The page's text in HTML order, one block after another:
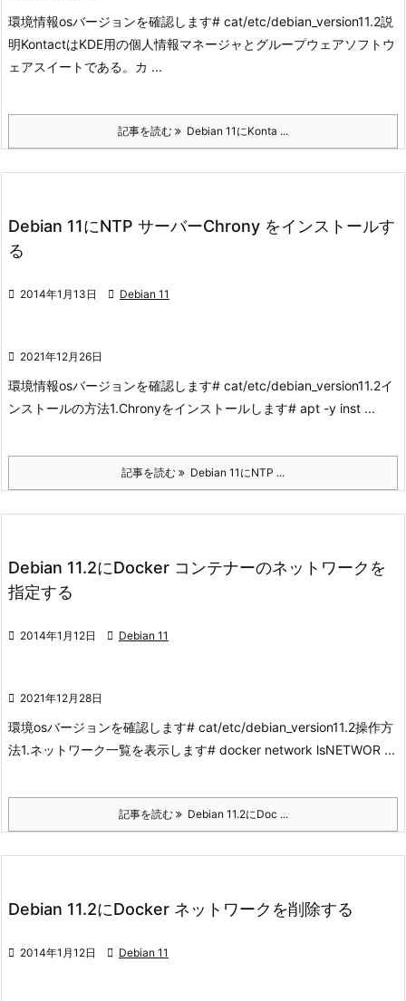
環境情報osバージョンを確認します# cat/etc/debian_version11.2説
明KontactはKDE用の個人情報マネージャとグループウェアソフトウ
ェアスイートである。カ ...
記事を読む Debian 11にKonta ...
Debian 11にNTP サーバーChrony をインストールす
る
 2014年1月13日  Debian 11
 2021年12月26日
環境情報osバージョンを確認します# cat/etc/debian_version11.2イ
ンストールの方法1.Chronyをインストールします# apt -y inst ...
記事を読む Debian 11にNTP ...
Debian 11.2にDocker コンテナーのネットワークを
指定する
 2014年1月12日  Debian 11
 2021年12月28日
環境osバージョンを確認します# cat/etc/debian_version11.2操作方
法1.ネットワーク一覧を表示します# docker network lsNETWOR ...
記事を読む Debian 11.2にDoc ...
Debian 11.2にDocker ネットワークを削除する
 2014年1月12日  Debian 11